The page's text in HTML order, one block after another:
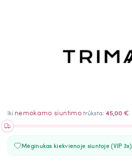
Iki nemokamo siuntimotrūksta:45,00 €
Mėginukas kiekvienoje siuntoje (VIP 3x)